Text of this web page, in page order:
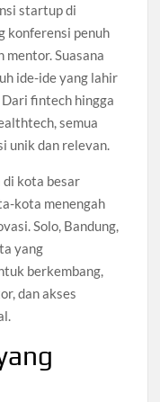
startup di
konferensi penuh
mentor. Suasana
ide-ide yang lahir
fintech hingga
semua
unik dan relevan.
di kota besar
kota menengah
Solo, Bandung,
yang
berkembang,
dan akses